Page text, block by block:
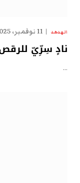
الهدهد 11 نوفمبر، 2025
نادٍ سِرِّيّ
…